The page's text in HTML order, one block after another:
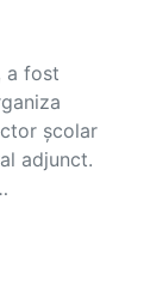
a fost
școlar
adjunct.